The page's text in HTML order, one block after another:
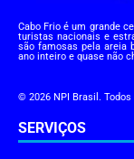
Cabo Frio é um grande
turistas nacionais e
são famosas pela areia
ano inteiro e quase não
© 2026 NPI Brasil.
SERVIÇOS